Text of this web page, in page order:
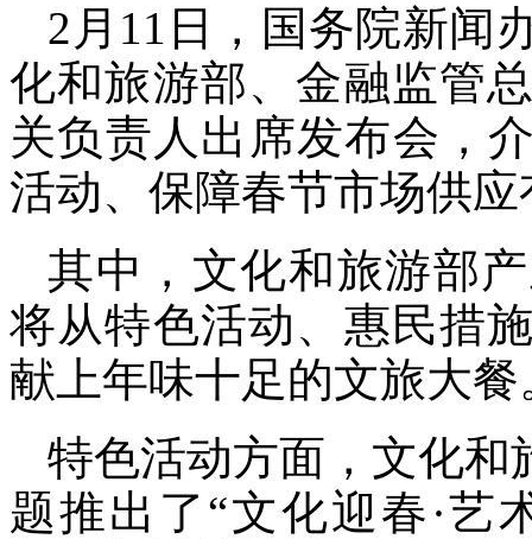
2月11日，国务院新闻
化和旅游部、金融监管
关负责人出席发布会，
活动、保障春节市场供
其中，文化和旅游部
将从特色活动、惠民措
献上年味十足的文旅大餐
特色活动方面，文化和
题推出了“文化迎春·艺